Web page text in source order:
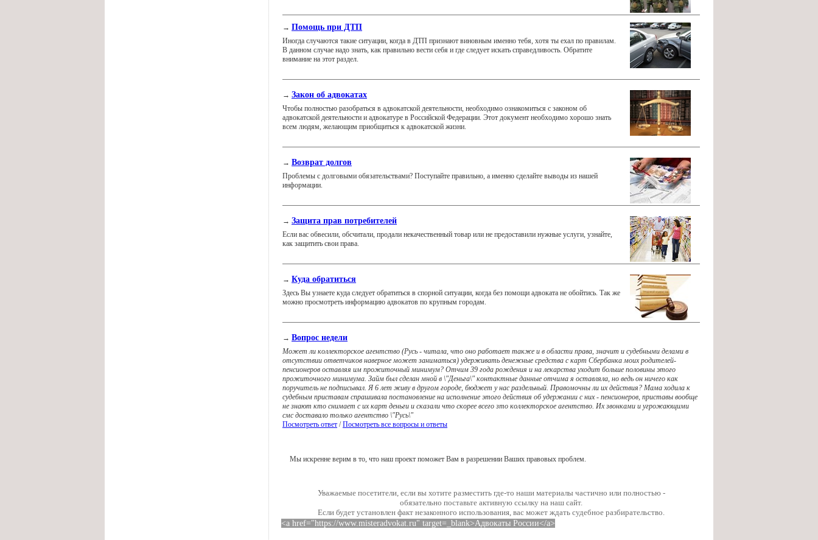
→ Помощь при ДТП
Иногда случаются такие ситуации, когда в ДТП признают виновным именно тебя, хотя ты ехал по правилам.
В данном случае надо знать, как правильно вести себя и где следует искать справедливость. Обратите
внимание на этот раздел.
→ Закон об адвокатах
Чтобы полностью разобраться в адвокатской деятельности, необходимо ознакомиться с законом об
адвокатской деятельности и адвокатуре в Российской Федерации. Этот документ необходимо хорошо знать
всем людям, желающим приобщиться к адвокатской жизни.
→ Возврат долгов
Проблемы с долговыми обязательствами? Поступайте правильно, а именно сделайте выводы из нашей
информации.
→ Защита прав потребителей
Если вас обвесили, обсчитали, продали некачественный товар или не предоставили нужные услуги, узнайте,
как защитить свои права.
→ Куда обратиться
Здесь Вы узнаете куда следует обратиться в спорной ситуации, когда без помощи адвоката не обойтись. Так же
можно просмотреть информацию адвокатов по крупным городам.
→ Вопрос недели
Может ли коллекторское агентство (Русь - читала, что оно работает также и в области права, значит и судебными делами в
отсутствии ответчиков наверное может заниматься) удерживать денежные средства с карт Сбербанка моих родителей-
пенсионеров оставляя им прожиточный минимум? Отчим 39 года рождения и на лекарства уходит больше половины этого
прожиточного минимума. Займ был сделан мной в \"Деньга\" контактные данные отчима я оставляла, но ведь он ничего как
поручитель не подписывал. Я 6 лет живу в другом городе, бюджет у нас раздельный. Правомочны ли их действия? Мама ходила к
судебным приставам спрашивала постановление на исполнение этого действия об удержании с них - пенсионеров, приставы вообще
не знают кто снимает с их карт деньги и сказали что скорее всего зто коллекторское агентство. Их звонками и угрожающими
смс доставало только агентство \"Русь\"
Посмотреть ответ /Посмотреть все вопросы и ответы
Мы искренне верим в то, что наш проект поможет Вам в разрешении Ваших правовых проблем.
Уважаемые посетители, если вы хотите разместить где-то наши материалы частично или полностью -
обязательно поставьте активную ссылку на наш сайт.
Если будет установлен факт незаконного использования, вас может ждать судебное разбирательство.
<a href="https://www.misteradvokat.ru" target=_blank>Адвокаты России</a>